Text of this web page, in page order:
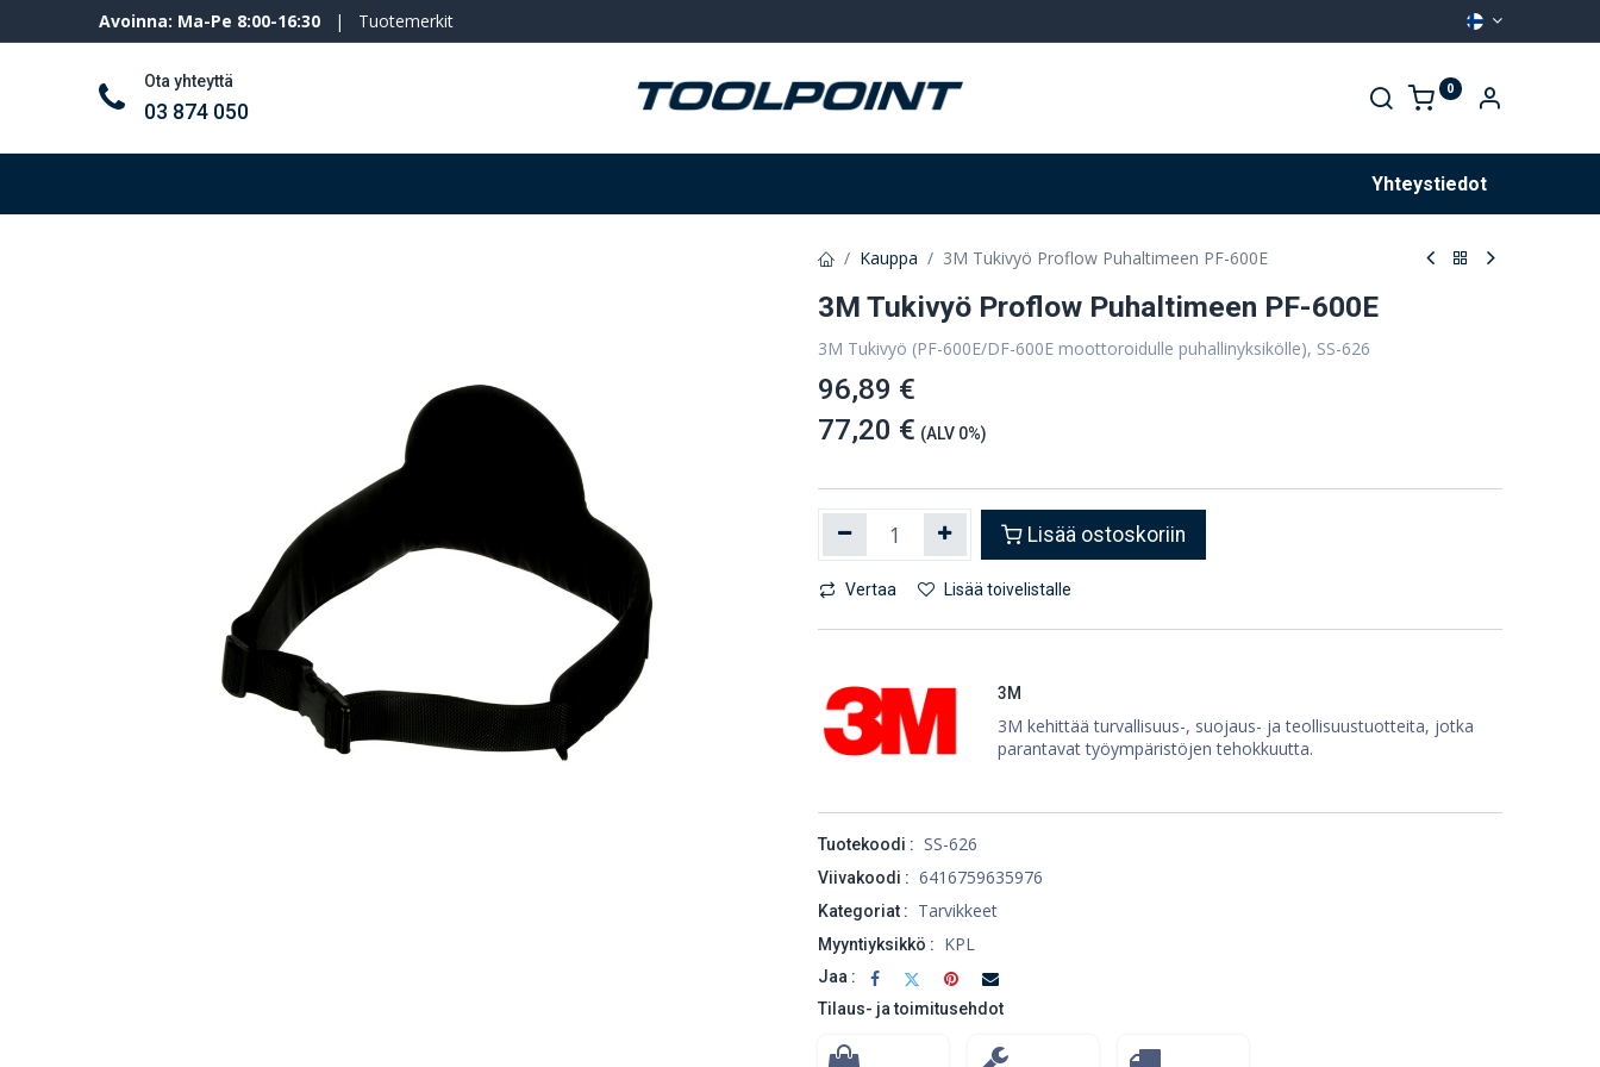
Avoinna: Ma-Pe 8:00-16:30 | Tuotemerkit
Ota yhteyttä
03 874 050
0
Yhteystiedot
Kauppa 3M Tukivyö Proflow Puhaltimeen PF-600E
3M Tukivyö Proflow Puhaltimeen PF-600E
3M Tukivyö (PF-600E/DF-600E moottoroidulle puhallinyksikölle), SS-626
96,89 €
77,20 € (ALV 0%)
Lisää ostoskoriin
Vertaa Lisää toivelistalle
3M
3M kehittää turvallisuus-, suojaus- ja teollisuustuotteita, jotka
parantavat työympäristöjen tehokkuutta.
Tuotekoodi : SS-626
Viivakoodi : 6416759635976
Kategoriat : Tarvikkeet
Myyntiyksikkö : KPL
Jaa :
Tilaus- ja toimitusehdot